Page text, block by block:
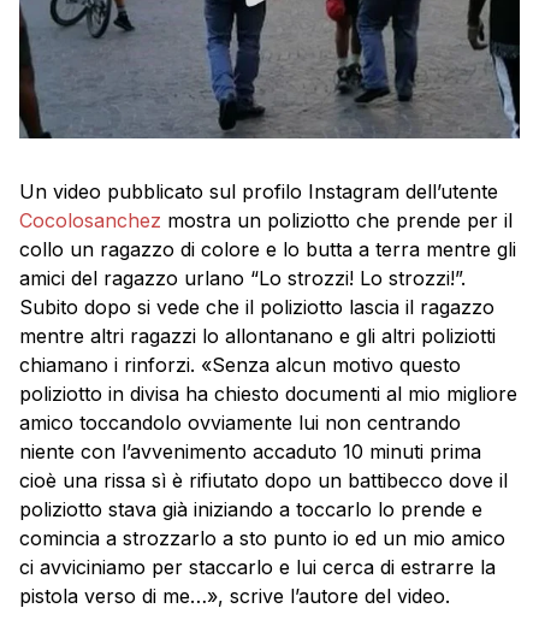
Un video pubblicato sul profilo Instagram dell’utente
Cocolosanchez mostra un poliziotto che prende per il
collo un ragazzo di colore e lo butta a terra mentre gli
amici del ragazzo urlano “Lo strozzi! Lo strozzi!”.
Subito dopo si vede che il poliziotto lascia il ragazzo
mentre altri ragazzi lo allontanano e gli altri poliziotti
chiamano i rinforzi. «Senza alcun motivo questo
poliziotto in divisa ha chiesto documenti al mio migliore
amico toccandolo ovviamente lui non centrando
niente con l’avvenimento accaduto 10 minuti prima
cioè una rissa sì è rifiutato dopo un battibecco dove il
poliziotto stava già iniziando a toccarlo lo prende e
comincia a strozzarlo a sto punto io ed un mio amico
ci avviciniamo per staccarlo e lui cerca di estrarre la
pistola verso di me…», scrive l’autore del video.